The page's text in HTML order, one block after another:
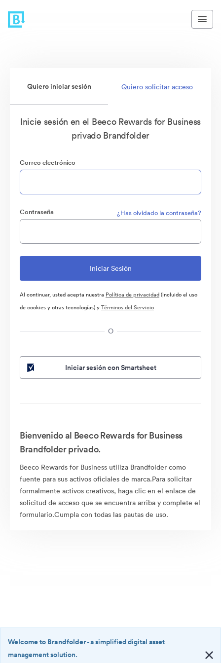
Quiero iniciar sesión Quiero solicitar acceso
Inicie sesión en el Beeco Rewards for Business
privado Brandfolder
Correo electrónico
Contraseña ¿Has olvidado la contraseña?
Al continuar, usted acepta nuestra Política de privacidad(incluido el uso
de cookies y otras tecnologías) yTérminos del Servicio
O
Iniciar sesión con Smartsheet
Bienvenido al Beeco Rewards for Business
Brandfolder privado.
Beeco Rewards for Business utiliza Brandfolder como
fuente para sus activos oficiales de marca.Para solicitar
formalmente activos creativos, haga clic en el enlace de
solicitud de acceso que se encuentra arriba y complete el
formulario.Cumpla con todas las pautas de uso.
Welcome to Brandfolder- a simplified digital asset
management solution.